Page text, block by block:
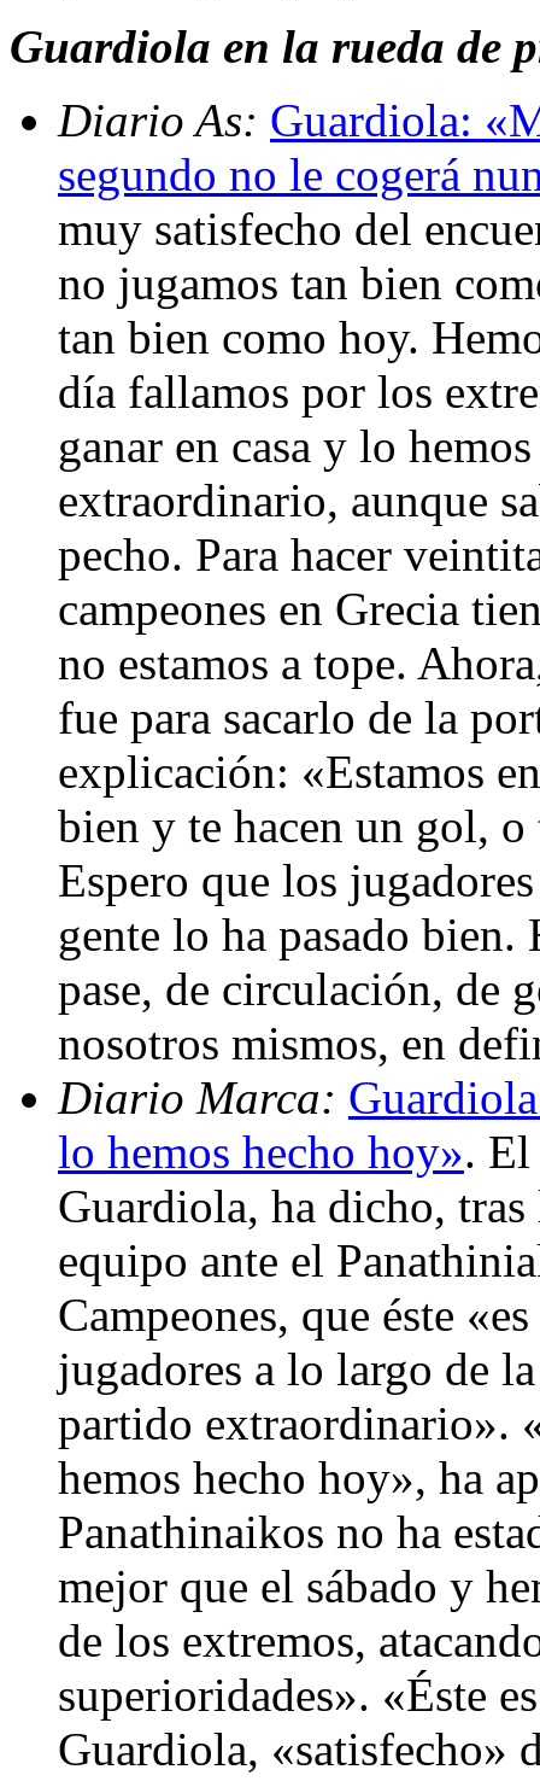
Guardiola en la rueda de
Diario As: Guardiola:
segundo no le cogerá
muy satisfecho del
no jugamos tan bien
tan bien como hoy.
día fallamos por los
ganar en casa y lo
extraordinario, aunque
pecho. Para hacer
campeones en Grecia
no estamos a tope.
fue para sacarlo de la
explicación: «Estamos
bien y te hacen un gol,
Espero que los
gente lo ha pasado bien.
pase, de circulación, de
nosotros mismos, en
Diario Marca:
lo hemos hecho hoy». El
Guardiola, ha dicho,
equipo ante el
Campeones, que éste
jugadores a lo largo de
partido extraordinario».
hemos hecho hoy», ha
Panathinaikos no ha
mejor que el sábado y
de los extremos,
superioridades». «Éste
Guardiola, «satisfecho»